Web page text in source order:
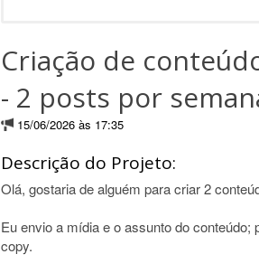
Criação de
- 2 posts por
15/06/2026 às 17:35
Descrição do Projeto:
Olá, gostaria de alguém para criar 2
Eu envio a mídia e o assunto do
copy.